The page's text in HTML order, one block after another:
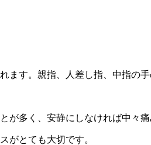
す。親指、人差し指、中指の
多く、安静にしなければ中々痛
がとても大切です。